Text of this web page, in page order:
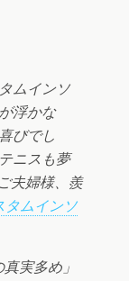
ムインソ
浮かな
びでし
ニスも夢
夫婦様、羨
タムインソ
実多め」